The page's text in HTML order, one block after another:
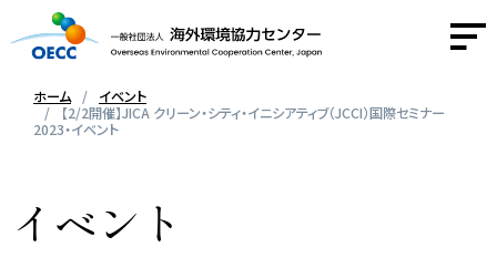
ホーム
イベント
【2/2開催】JICA クリーン・シティ・イニシアティブ（JCCI）国際セミナー
2023・イベント
イベント